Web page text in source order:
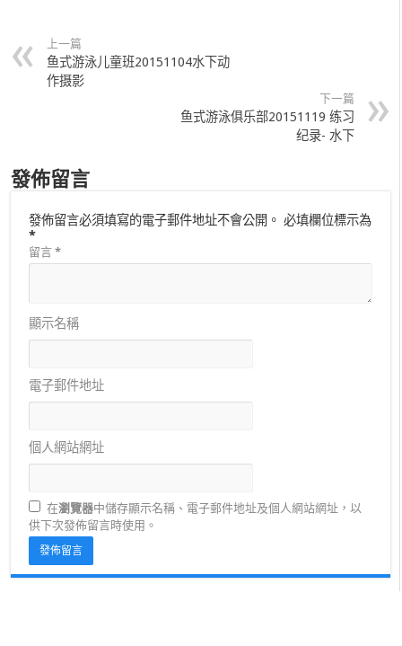
上一篇
鱼式游泳儿童班20151104水下动
作摄影
下一篇
鱼式游泳俱乐部20151119 练习
纪录- 水下
發佈留言
發佈留言必須填寫的電子郵件地址不會公開。 必填欄位標示為
*
留言*
顯示名稱
電子郵件地址
個人網站網址
在瀏覽器中儲存顯示名稱、電子郵件地址及個人網站網址，以
供下次發佈留言時使用。